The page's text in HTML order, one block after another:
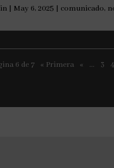
| May 6, 2025 | comunicado,
6 de 7 « Primera « ... 3 4